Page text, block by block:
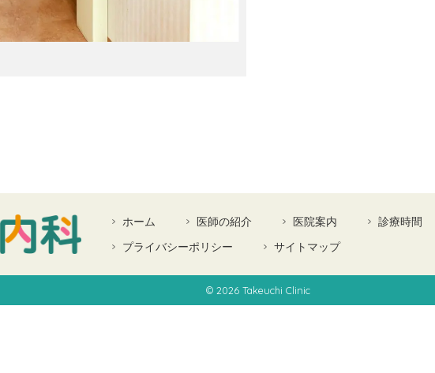
ホーム 医師の紹介 医院案内
診療時間
プライバシーポリシー
サイトマップ
© 2026 Takeuchi Clinic